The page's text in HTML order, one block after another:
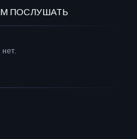
ПОСЛУШАТЬ